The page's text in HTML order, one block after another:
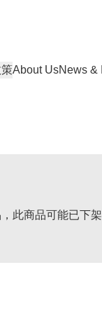
About UsNews &
此商品可能已下